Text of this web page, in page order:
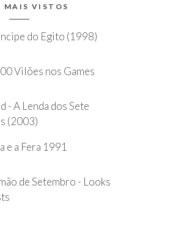
MAIS VISTOS
do Egito (1998)
Vilões nos Games
- A Lenda dos Sete
(2003)
e a Fera 1991
de Setembro - Looks